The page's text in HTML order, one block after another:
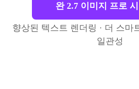
완 2.7 이미지 프로 시
향상된 텍스트 렌더링 · 더 스마
일관성